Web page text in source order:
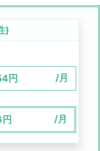
)
円
/月
円 /月